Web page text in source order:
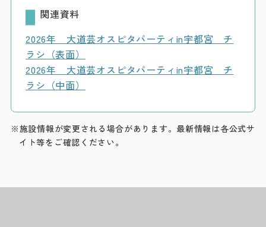
関連資料
2026年 大道芸オスピタパーティin宇都宮 チ
ラシ（表面）
2026年 大道芸オスピタパーティin宇都宮 チ
ラシ（中面）
※施設情報が変更される場合があります。最新情報は各公式サ
イト等をご確認ください。